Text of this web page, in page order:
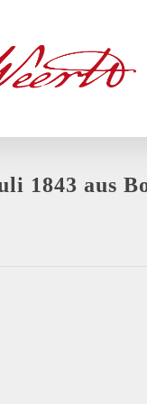
1843 aus